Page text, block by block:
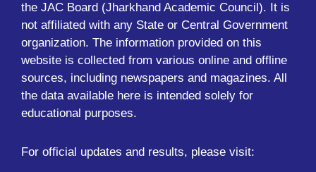
the JAC Board (Jharkhand Academic Council). It is
not affiliated with any State or Central Government
organization. The information provided on this
website is collected from various online and offline
sources, including newspapers and magazines. All
the data available here is intended solely for
educational purposes.
For official updates and results, please visit: